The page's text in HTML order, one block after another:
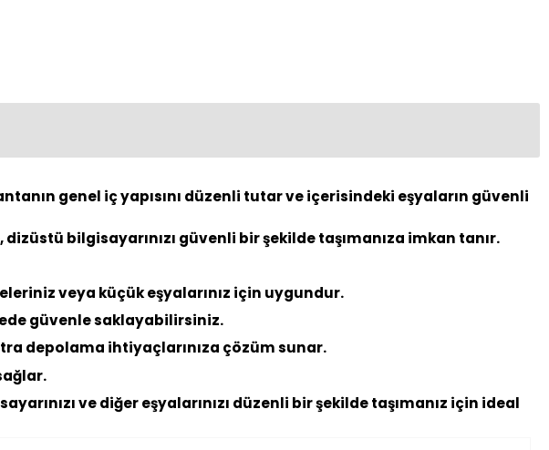
genel iç yapısını düzenli tutar ve içerisindeki eşyaların güvenli
bilgisayarınızı güvenli bir şekilde taşımanıza imkan tanır.
veya küçük eşyalarınız için uygundur.
güvenle saklayabilirsiniz.
depolama ihtiyaçlarınıza çözüm sunar.
ve diğer eşyalarınızı düzenli bir şekilde taşımanız için ideal